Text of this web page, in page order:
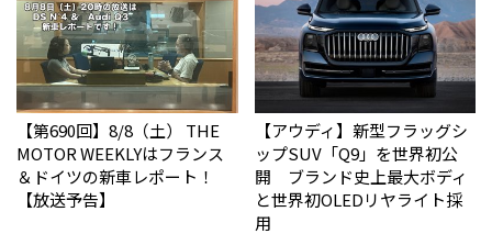
【第690回】8/8（土） THE
MOTOR WEEKLYはフランス
＆ドイツの新車レポート！
【放送予告】
【アウディ】新型フラッグシ
ップSUV「Q9」を世界初公
開 ブランド史上最大ボディ
と世界初OLEDリヤライト採
用